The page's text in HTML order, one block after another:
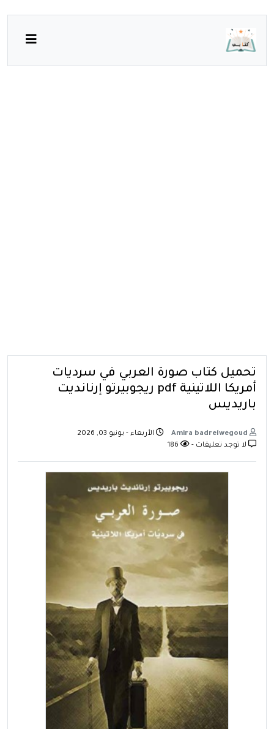
تحميل كتاب صورة العربي في سرديات
أمريكا اللاتينية pdf ريجوبيرتو إرنانديت
باريديس
الأربعاء - يونيو 03, 2026
لا توجد تعليقات -